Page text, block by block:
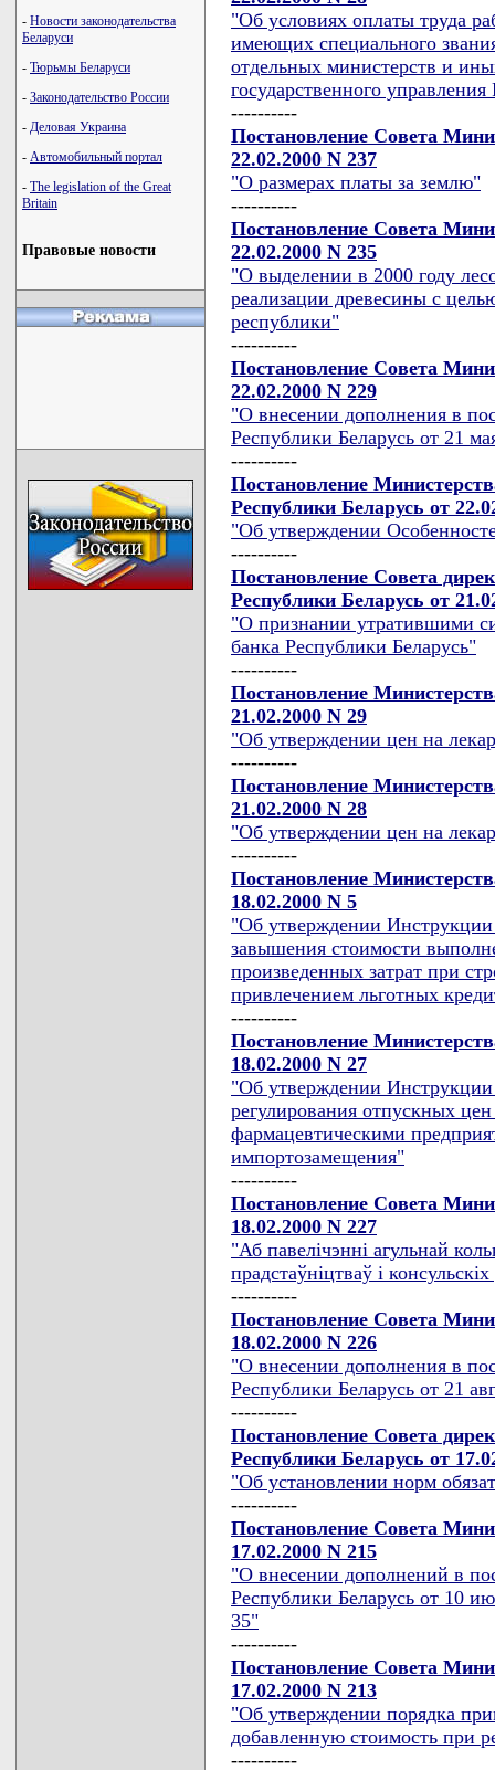
- Новости законодательства
Беларуси
- Тюрьмы Беларуси
- Законодательство России
- Деловая Украина
- Автомобильный портал
- The legislation of the Great
Britain
Правовые новости
"Об условиях оплаты труда
имеющих специального
отдельных министерств и
государственного
----------
Постановление Совета
22.02.2000 N 237
"О размерах платы за землю"
----------
Постановление Совета
22.02.2000 N 235
"О выделении в 2000 году
реализации древесины с
республики"
----------
Постановление Совета
22.02.2000 N 229
"О внесении дополнения в
Республики Беларусь от 21
----------
Постановление
Республики Беларусь от
"Об утверждении
----------
Постановление Совета
Республики Беларусь от
"О признании утратившими
банка Республики Беларусь"
----------
Постановление
21.02.2000 N 29
"Об утверждении цен на
----------
Постановление
21.02.2000 N 28
"Об утверждении цен на
----------
Постановление
18.02.2000 N 5
"Об утверждении
завышения стоимости
произведенных затрат при
привлечением льготных
----------
Постановление
18.02.2000 N 27
"Об утверждении
регулирования отпускных
фармацевтическими
импортозамещения"
----------
Постановление Совета
18.02.2000 N 227
"Аб павелiчэннi агульнай
прадстаўнiцтваў i
----------
Постановление Совета
18.02.2000 N 226
"О внесении дополнения в
Республики Беларусь от 21
----------
Постановление Совета
Республики Беларусь от
"Об установлении норм
----------
Постановление Совета
17.02.2000 N 215
"О внесении дополнений в
Республики Беларусь от 10
35"
----------
Постановление Совета
17.02.2000 N 213
"Об утверждении порядка
добавленную стоимость при
----------